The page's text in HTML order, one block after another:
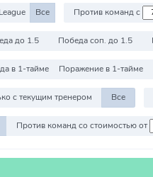
Все Против команд с
до 1.5 Победа соп. до 1.5
в 1-тайме Поражение в 1-тайме
с текущим тренером Все
Против команд со стоимостью от